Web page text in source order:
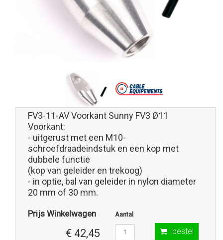
FV3-11-AV Voorkant Sunny FV3 Ø11
Voorkant:
- uitgerust met een M10-
schroefdraadeindstuk en een kop met
dubbele functie
(kop van geleider en trekoog)
- in optie, bal van geleider in nylon diameter
20 mm of 30 mm.
Prijs Winkelwagen
€ 42,45
Aantal
bestel